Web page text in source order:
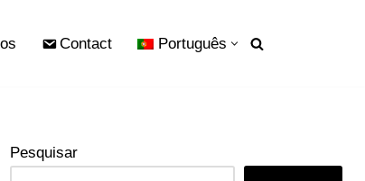
Contact Português
Pesquisar